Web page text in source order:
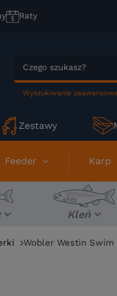
Raty
Wyszukiwanie
Zestawy
Feeder Karp
Kleń
Wobler Westin